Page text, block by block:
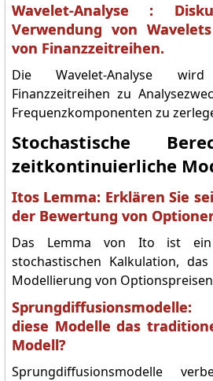
Wavelet-Analyse :
Verwendung von
von Finanzzeitreihen.
Die Wavelet-Analyse
Finanzzeitreihen zu
Frequenzkomponenten zu
Stochastische
zeitkontinuierliche
Itos Lemma: Erklären Sie
der Bewertung von
Das Lemma von Ito ist
stochastischen Kalkulation,
Modellierung von
diese Modelle das
Modell?
Sprungdiffusionsmodelle